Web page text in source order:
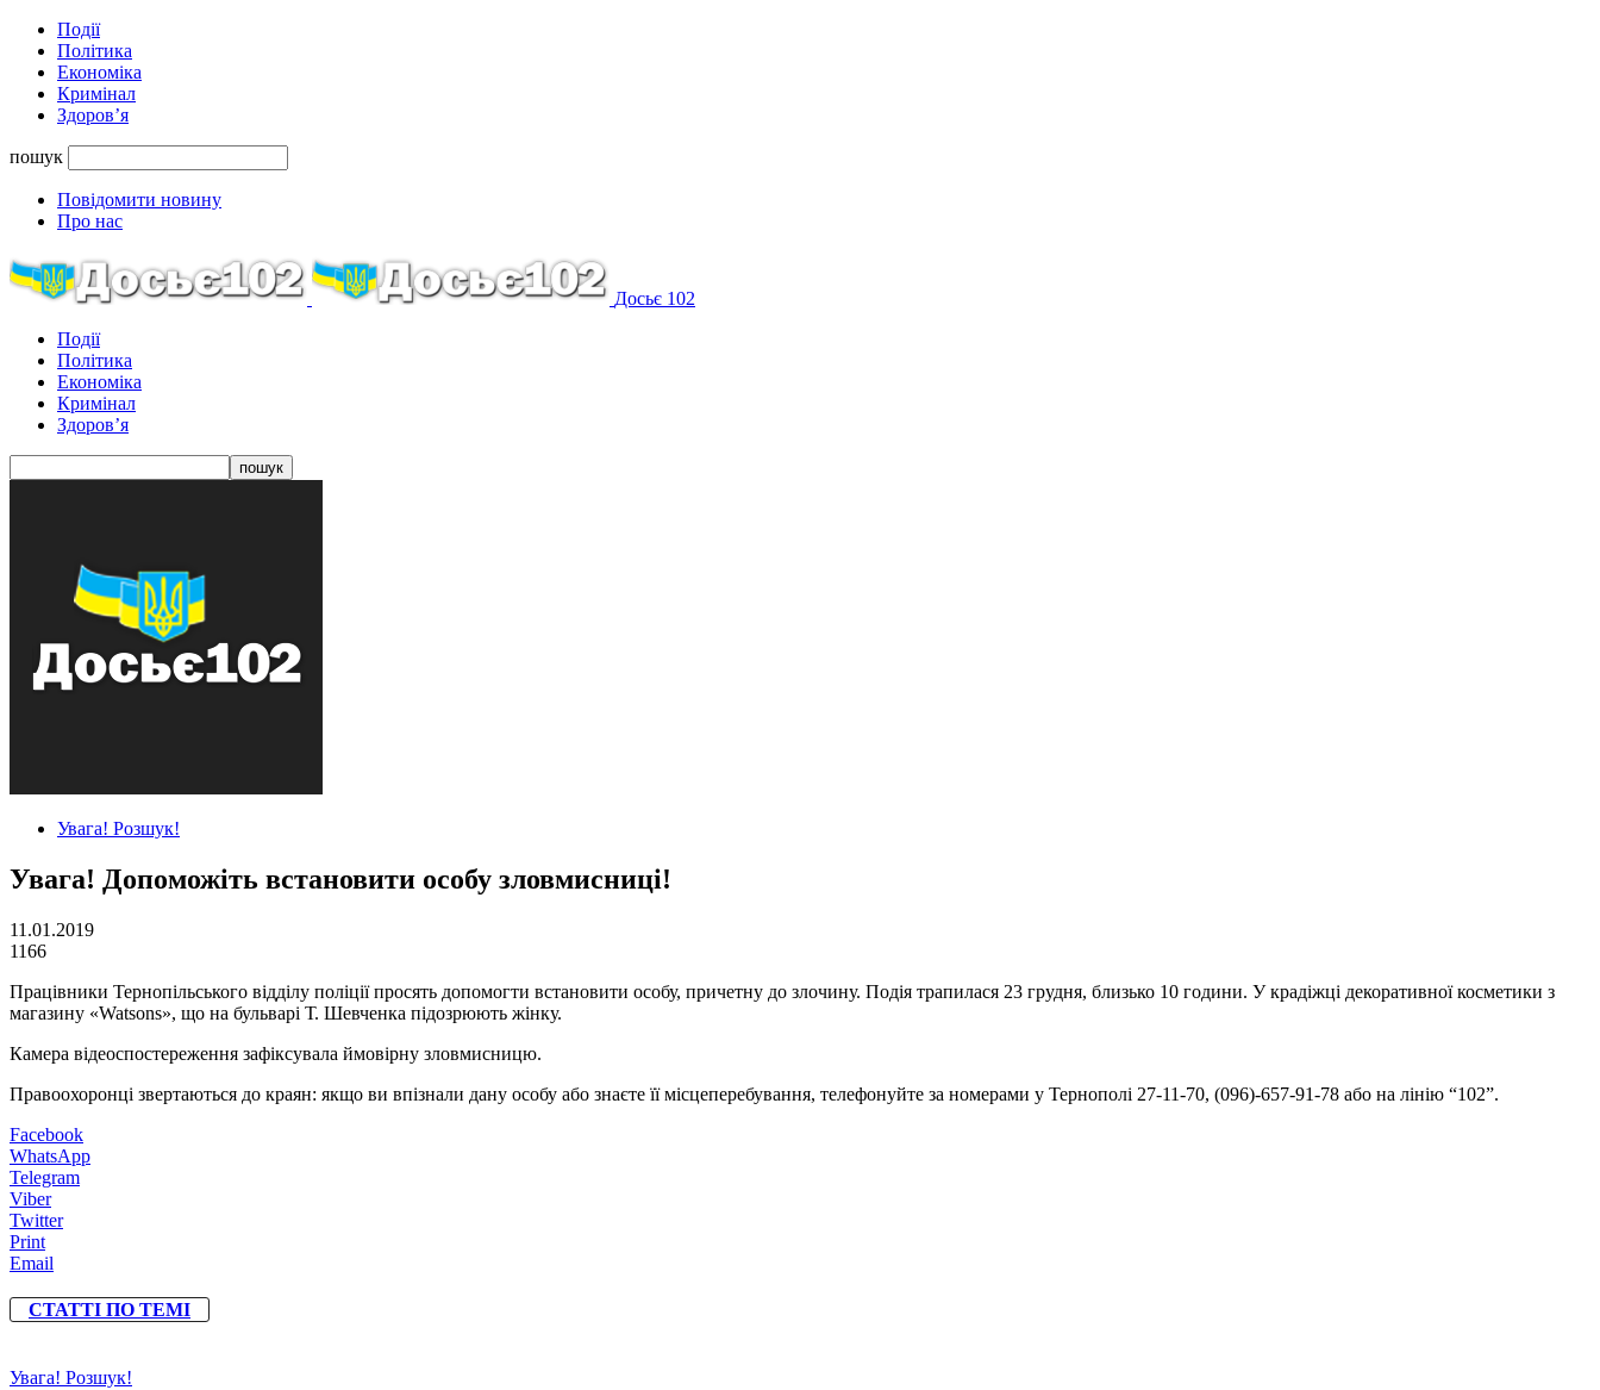
Події
Політика
Економіка
Кримінал
Здоров’я
пошук
Повідомити новину
Про нас
Досьє 102
Події
Політика
Економіка
Кримінал
Здоров’я
Увага! Розшук!
Увага! Допоможіть встановити особу зловмисниці!
11.01.2019
1166
Працівники Тернопільського відділу поліції просять допомогти встановити особу, причетну до злочину. Подія трапилася 23 грудня, близько 10 години. У крадіжці декоративної косметики з
магазину «Watsons», що на бульварі Т. Шевченка підозрюють жінку.
Камера відеоспостереження зафіксувала ймовірну зловмисницю.
Правоохоронці звертаються до краян: якщо ви впізнали дану особу або знаєте її місцеперебування, телефонуйте за номерами у Тернополі 27-11-70, (096)-657-91-78 або на лінію “102”.
Facebook
WhatsApp
Telegram
Viber
Twitter
Print
Email
СТАТТІ ПО ТЕМІ
Увага! Розшук!